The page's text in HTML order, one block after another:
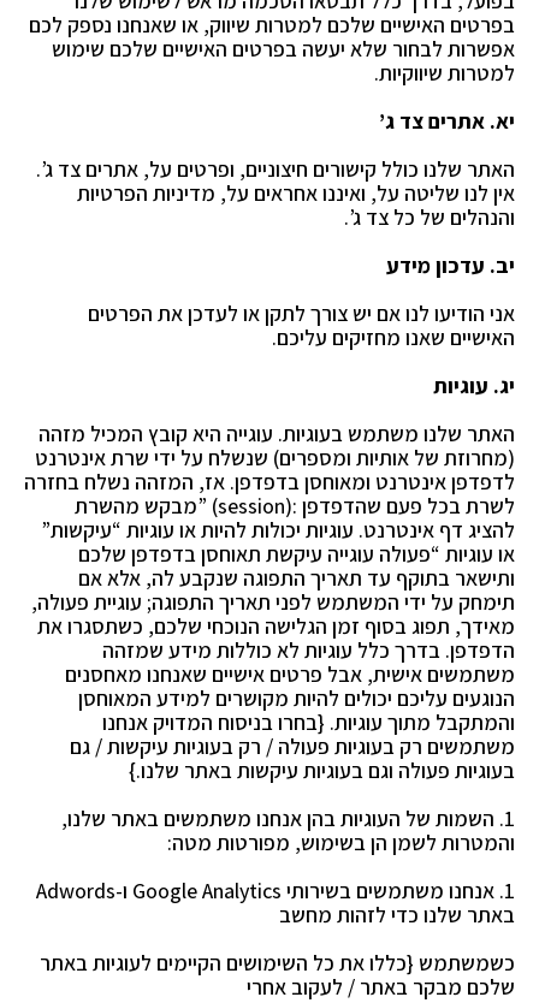
בפרטים האישיים שלכם למטרות שיווק, או שאנחנו נספק לכם
אפשרות לבחור שלא יעשה בפרטים האישיים שלכם שימוש
למטרות שיווקיות.
יא. אתרים צד ג’
האתר שלנו כולל קישורים חיצוניים, ופרטים על, אתרים צד ג’.
אין לנו שליטה על, ואיננו אחראים על, מדיניות הפרטיות
והנהלים של כל צד ג’.
יב. עדכון מידע
אני הודיעו לנו אם יש צורך לתקן או לעדכן את הפרטים
האישיים שאנו מחזיקים עליכם.
יג. עוגיות
האתר שלנו משתמש בעוגיות. עוגייה היא קובץ המכיל מזהה
(מחרוזת של אותיות ומספרים) שנשלח על ידי שרת אינטרנט
לדפדפן אינטרנט ומאוחסן בדפדפן. אז, המזהה נשלח בחזרה
לשרת בכל פעם שהדפדפן :(session) ”מבקש מהשרת
להציג דף אינטרנט. עוגיות יכולות להיות או עוגיות “עיקשות”
או עוגיות “פעולה עוגייה עיקשת תאוחסן בדפדפן שלכם
ותישאר בתוקף עד תאריך התפוגה שנקבע לה, אלא אם
תימחק על ידי המשתמש לפני תאריך התפוגה; עוגיית פעולה,
מאידך, תפוג בסוף זמן הגלישה הנוכחי שלכם, כשתסגרו את
הדפדפן. בדרך כלל עוגיות לא כוללות מידע שמזהה
משתמשים אישית, אבל פרטים אישיים שאנחנו מאחסנים
הנוגעים עליכם יכולים להיות מקושרים למידע המאוחסן
והמתקבל מתוך עוגיות. {בחרו בניסוח המדויק אנחנו
משתמשים רק בעוגיות פעולה / רק בעוגיות עיקשות / גם
בעוגיות פעולה וגם בעוגיות עיקשות באתר שלנו.}
1. השמות של העוגיות בהן אנחנו משתמשים באתר שלנו,
והמטרות לשמן הן בשימוש, מפורטות מטה:
1. אנחנו משתמשים בשירותי Google Analytics ו-Adwords
באתר שלנו כדי לזהות מחשב
כשמשתמש {כללו את כל השימושים הקיימים לעוגיות באתר
שלכם מבקר באתר / לעקוב אחרי